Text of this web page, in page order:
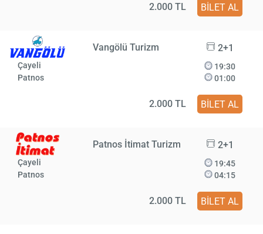
2.000 TL BİLET AL
Vangölü Turizm 2+1
Çayeli
Patnos
19:30
01:00
2.000 TL BİLET AL
Patnos İtimat Turizm 2+1
Çayeli
Patnos
19:45
04:15
2.000 TL BİLET AL